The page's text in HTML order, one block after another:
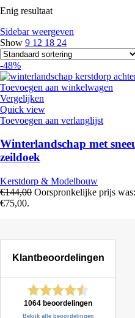
Enig resultaat
Sidebar weergeven
Show 9 12 18 24
-48%
Toevoegen aan winkelwagen
Vergelijken
Quick view
Toevoegen aan verlanglijst
Winterlandschap met
zeildoek
Kerstdorp & Modelbouw
€144,00 Oorspronkelijke prijs
€75,00.